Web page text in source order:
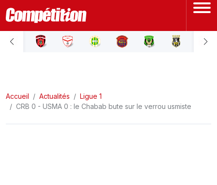
ACCUEIL
LIGUE 2
Accueil Actualités
Ligue 1
CRB 0 - USMA 0 : le Chabab bute sur le verrou usmiste